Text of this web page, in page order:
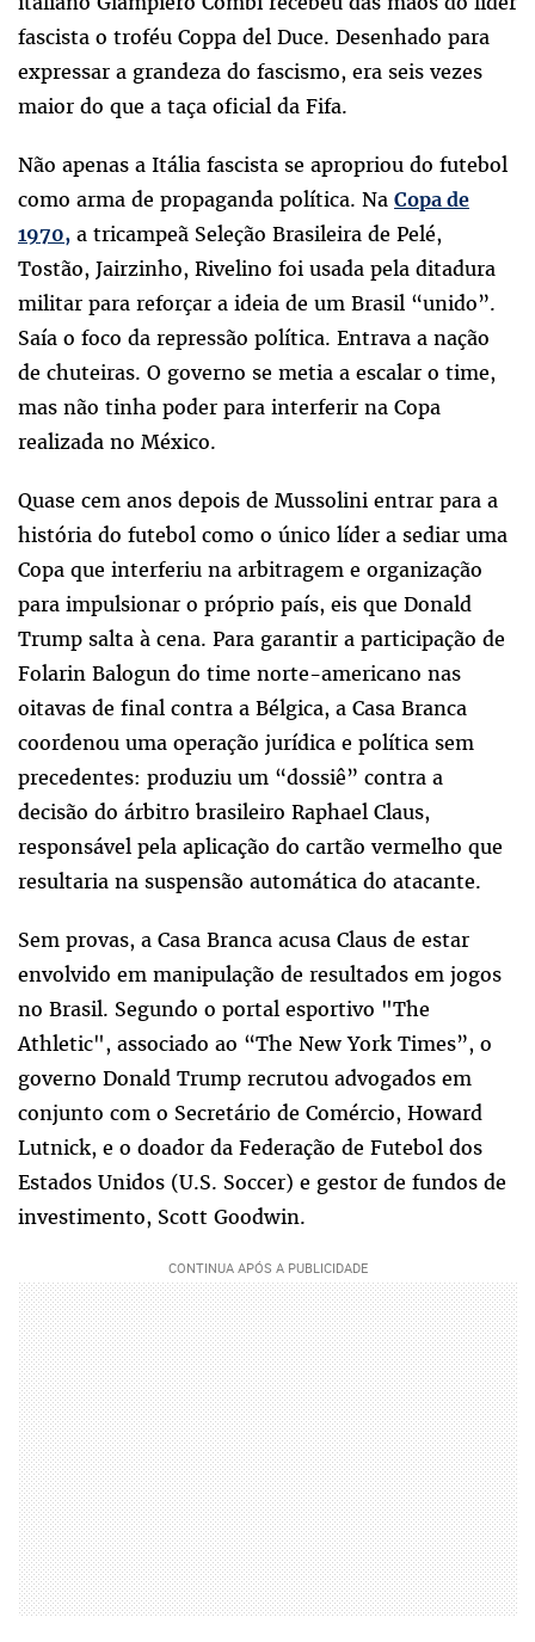
fascista o troféu Coppa del Duce. Desenhado para
expressar a grandeza do fascismo, era seis vezes
maior do que a taça oficial da Fifa.
Não apenas a Itália fascista se apropriou do futebol
como arma de propaganda política. Na Copa de
1970, a tricampeã Seleção Brasileira de Pelé,
Tostão, Jairzinho, Rivelino foi usada pela ditadura
militar para reforçar a ideia de um Brasil “unido”.
Saía o foco da repressão política. Entrava a nação
de chuteiras. O governo se metia a escalar o time,
mas não tinha poder para interferir na Copa
realizada no México.
Quase cem anos depois de Mussolini entrar para a
história do futebol como o único líder a sediar uma
Copa que interferiu na arbitragem e organização
para impulsionar o próprio país, eis que Donald
Trump salta à cena. Para garantir a participação de
Folarin Balogun do time norte-americano nas
oitavas de final contra a Bélgica, a Casa Branca
coordenou uma operação jurídica e política sem
precedentes: produziu um “dossiê” contra a
decisão do árbitro brasileiro Raphael Claus,
responsável pela aplicação do cartão vermelho que
resultaria na suspensão automática do atacante.
Sem provas, a Casa Branca acusa Claus de estar
envolvido em manipulação de resultados em jogos
no Brasil. Segundo o portal esportivo "The
Athletic", associado ao “The New York Times”, o
governo Donald Trump recrutou advogados em
conjunto com o Secretário de Comércio, Howard
Lutnick, e o doador da Federação de Futebol dos
Estados Unidos (U.S. Soccer) e gestor de fundos de
investimento, Scott Goodwin.